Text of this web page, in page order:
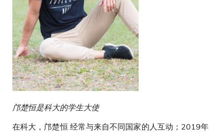
邝楚恒是科大的学生大使
在科大，邝楚恒 经常与来自不同国家的人互动；2019年